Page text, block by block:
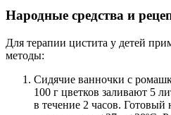
Народные средства и
Для терапии цистита у детей
методы:
Сидячие ванночки с
100 г цветков заливают 5
в течение 2 часов. Готовый